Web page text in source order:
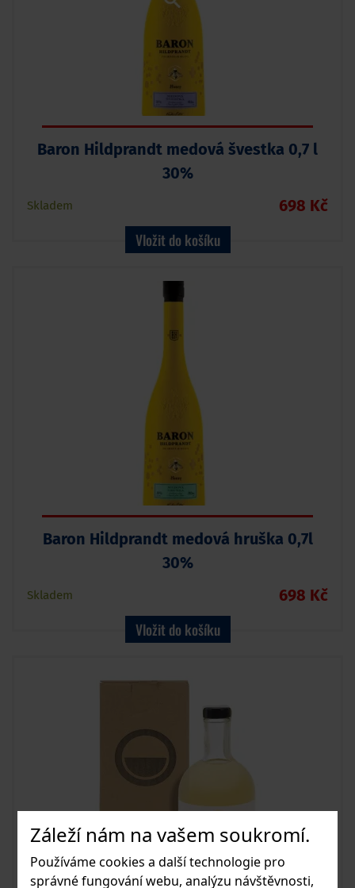
Záleží nám na vašem soukromí.
Používáme cookies a další technologie pro
správné fungování webu, analýzu návštěvnosti,
Baron Hildprandt medová švestka 0,7 l
30%
Skladem 698 Kč
Vložit do košíku
Baron Hildprandt medová hruška 0,7l
30%
Skladem 698 Kč
Vložit do košíku